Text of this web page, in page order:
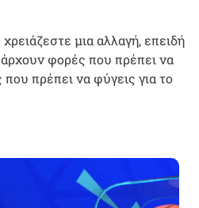
μια αλλαγή, επειδή
φορές που πρέπει να
πρέπει να φύγεις για το